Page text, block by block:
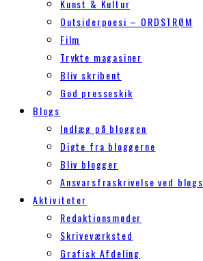
Kunst & Kultur
Outsiderpoesi – ORDSTRØM
Film
Trykte magasiner
Bliv skribent
God presseskik
Blogs
Indlæg på bloggen
Digte fra bloggerne
Bliv blogger
Ansvarsfraskrivelse ved blogs
Aktiviteter
Redaktionsmøder
Skriveværksted
Grafisk Afdeling